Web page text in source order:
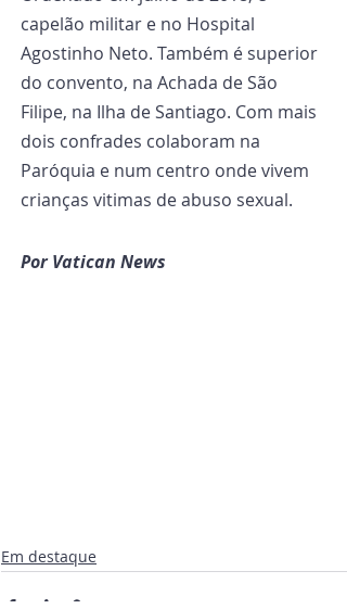
capelão militar e no Hospital
Agostinho Neto. Também é superior
do convento, na Achada de São
Filipe, na Ilha de Santiago. Com mais
dois confrades colaboram na
Paróquia e num centro onde vivem
crianças vitimas de abuso sexual.
Por Vatican News
Em destaque